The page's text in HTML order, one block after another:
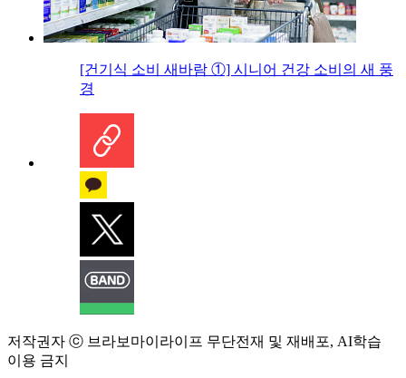
[건기식 소비 새바람 ①] 시니어 건강 소비의 새 풍
경
저작권자 ⓒ 브라보마이라이프 무단전재 및 재배포, AI학습
이용 금지